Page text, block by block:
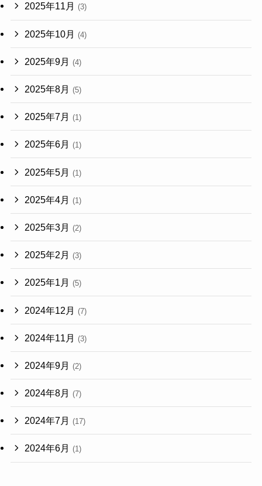
2025年11月 (3)
2025年10月 (4)
2025年9月 (4)
2025年8月 (5)
2025年7月 (1)
2025年6月 (1)
2025年5月 (1)
2025年4月 (1)
2025年3月 (2)
2025年2月 (3)
2025年1月 (5)
2024年12月 (7)
2024年11月 (3)
2024年9月 (2)
2024年8月 (7)
2024年7月 (17)
2024年6月 (1)